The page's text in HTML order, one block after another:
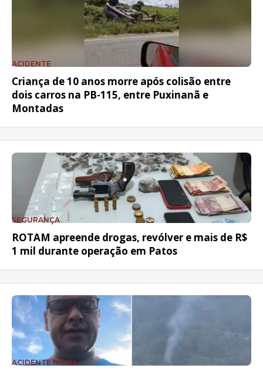
ACIDENTE
Criança de 10 anos morre após colisão entre
dois carros na PB-115, entre Puxinanã e
Montadas
SEGURANÇA
ROTAM apreende drogas, revólver e mais de R$
1 mil durante operação em Patos
ACIDENTE NO RJ